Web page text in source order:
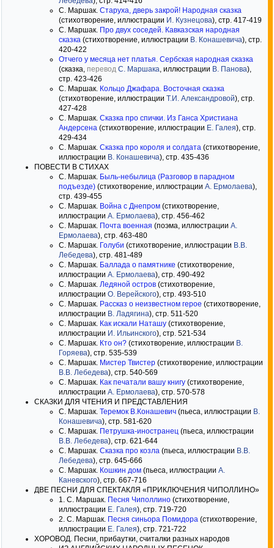
С. Маршак. Старуха, дверь закрой! Народная сказка
(стихотворение, иллюстрации И. Кузнецова), стр. 417-419
С. Маршак. Про двух соседей. Кавказская народная
сказка (стихотворение, иллюстрации В. Конашевича), стр.
420-422
Отчего у месяца нет платья. Сербская народная сказка
(сказка, перевод С. Маршака, иллюстрации В. Панова),
стр. 423-426
С. Маршак. Кольцо Джафара. Восточная сказка
(стихотворение, иллюстрации Т.И. Александровой), стр.
427-428
С. Маршак. Сказка про спички. Из Ганса Христиана
Андерсена (стихотворение, иллюстрации Е. Галея), стр.
429-434
С. Маршак. Сказка про короля и солдата (стихотворение,
иллюстрации В. Конашевича), стр. 435-436
ПОВЕСТИ В СТИХАХ
С. Маршак. Быль-небылица (Разговор в парадном
подъезде) (стихотворение, иллюстрации А. Ермолаева),
стр. 439-455
С. Маршак. Война с Днепром (стихотворение,
иллюстрации А. Ермолаева), стр. 456-462
С. Маршак. Почта военная (поэма, иллюстрации А.
Ермолаева), стр. 463-480
С. Маршак. Голуби (стихотворение, иллюстрации В.В.
Лебедева), стр. 481-489
С. Маршак. Баллада о памятнике (стихотворение,
иллюстрации А. Ермолаева), стр. 490-492
С. Маршак. Ледяной остров (стихотворение,
иллюстрации О. Верейского), стр. 493-510
С. Маршак. Рассказ о неизвестном герое (стихотворение,
иллюстрации В. Ладягина), стр. 511-520
С. Маршак. Как искали Наташу (стихотворение,
иллюстрации И. Ильинского), стр. 521-534
С. Маршак. Кто он? (стихотворение, иллюстрации В.
Горяева), стр. 535-539
С. Маршак. Мистер Твистер (стихотворение, иллюстрации
В.В. Лебедева), стр. 540-569
С. Маршак. Как печатали вашу книгу (стихотворение,
иллюстрации А. Ермолаева), стр. 570-578
СКАЗКИ ДЛЯ ЧТЕНИЯ И ПРЕДСТАВЛЕНИЯ
С. Маршак. Теремок В.Конашевич (пьеса, иллюстрации В.
Конашевича), стр. 581-620
С. Маршак. Петрушка-иностранец (пьеса, иллюстрации
В.В. Лебедева), стр. 621-644
С. Маршак. Сказка про козла (пьеса, иллюстрации В.В.
Лебедева), стр. 645-666
С. Маршак. Кошкин дом (пьеса, иллюстрации А.
Каневского), стр. 667-716
ДВЕ ПЕСНИ ДЛЯ СПЕКТАКЛЯ «ПРИКЛЮЧЕНИЯ ЧИПОЛЛИНО»
1. С. Маршак. Песня Чиполлино (стихотворение,
иллюстрации Е. Галея), стр. 719-720
2. С. Маршак. Песня синьора Помидора (стихотворение,
иллюстрации Е. Галея), стр. 721-722
ХОРОВОД. Песни, прибаутки, считалки разных народов